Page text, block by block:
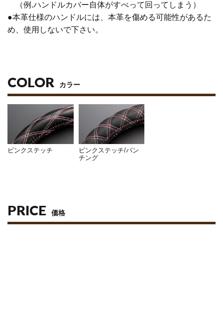
（例.ハンドルカバー自体がすべって回ってしまう）
●本革仕様のハンドルには、本革を傷める可能性があるた
め、使用しないで下さい。
COLOR カラー
ピンクステッチ
ピンクステッチ/パン
チング
PRICE 価格